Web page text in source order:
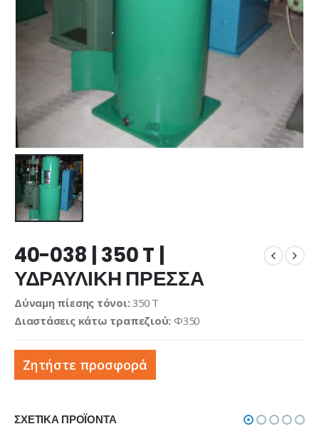
40-038 | 350 T |
ΥΔΡΑΥΛΙΚΗ ΠΡΕΣΣΑ
Δύναμη πίεσης τόνοι: 350 T
Διαστάσεις κάτω τραπεζιού: Φ350
Ζητήστε προσφορά
ΣΧΕΤΙΚΆ ΠΡΟΪΌΝΤΑ